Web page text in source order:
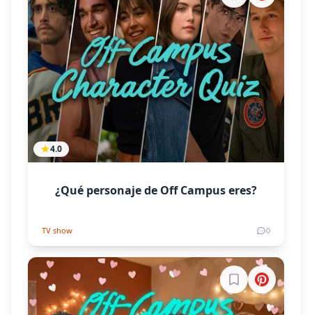
4.0
¿Qué personaje de Off Campus eres?
TV show 0
Inicia sesión